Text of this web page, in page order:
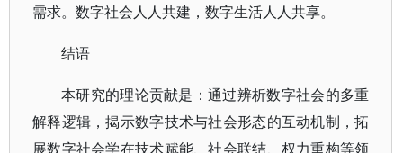
需求。数字社会人人共建，数字生活人人共享。
结语
本研究的理论贡献是：通过辨析数字社会的多重
解释逻辑，揭示数字技术与社会形态的互动机制，拓
展数字社会学在技术赋能、社会联结、权力重构等领